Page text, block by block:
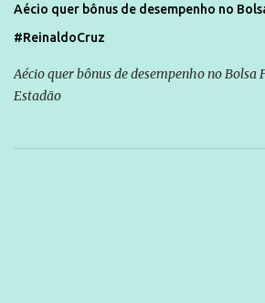
Aécio quer bônus de desempenho no
#ReinaldoCruz
Aécio quer bônus de desempenho no
Estadão